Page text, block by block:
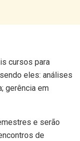
cursos para
eles: análises
gerência em
e serão
de